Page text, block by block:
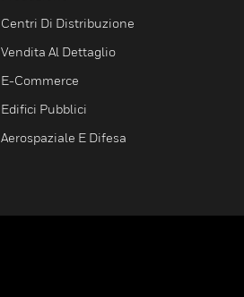
Centri Di Distribuzione
Vendita Al Dettaglio
E-Commerce
Edifici Pubblici
Aerospaziale E Difesa